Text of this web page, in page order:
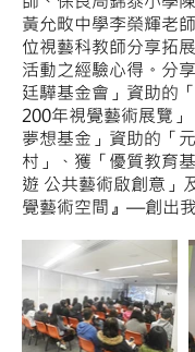
黃允畋中學李榮輝老
位視藝科教師分享拓
活動之經驗心得。分
廷驊基金會」資助的
200年視覺藝術展覽
夢想基金」資助的「
村」、獲「優質教育
遊 公共藝術啟創意」
覺藝術空間』—創出